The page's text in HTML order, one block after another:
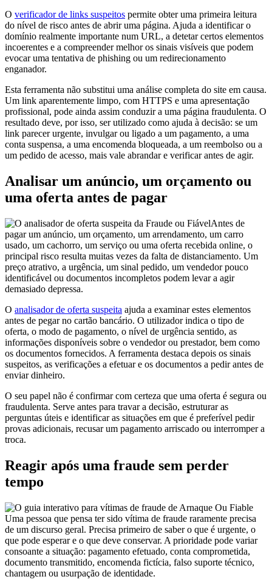
O verificador de links suspeitos permite obter uma primeira leitura
do nível de risco antes de abrir uma página. Ajuda a identificar o
domínio realmente importante num URL, a detetar certos elementos
incoerentes e a compreender melhor os sinais visíveis que podem
evocar uma tentativa de phishing ou um redirecionamento
enganador.
Esta ferramenta não substitui uma análise completa do site em causa.
Um link aparentemente limpo, com HTTPS e uma apresentação
profissional, pode ainda assim conduzir a uma página fraudulenta. O
resultado deve, por isso, ser utilizado como ajuda à decisão: se um
link parecer urgente, invulgar ou ligado a um pagamento, a uma
conta suspensa, a uma encomenda bloqueada, a um reembolso ou a
um pedido de acesso, mais vale abrandar e verificar antes de agir.
Analisar um anúncio, um orçamento ou
uma oferta antes de pagar
Antes de
pagar um anúncio, um orçamento, um arrendamento, um carro
usado, um cachorro, um serviço ou uma oferta recebida online, o
principal risco resulta muitas vezes da falta de distanciamento. Um
preço atrativo, a urgência, um sinal pedido, um vendedor pouco
identificável ou documentos incompletos podem levar a agir
demasiado depressa.
O analisador de oferta suspeita ajuda a examinar estes elementos
antes de pegar no cartão bancário. O utilizador indica o tipo de
oferta, o modo de pagamento, o nível de urgência sentido, as
informações disponíveis sobre o vendedor ou prestador, bem como
os documentos fornecidos. A ferramenta destaca depois os sinais
suspeitos, as verificações a efetuar e os documentos a pedir antes de
enviar dinheiro.
O seu papel não é confirmar com certeza que uma oferta é segura ou
fraudulenta. Serve antes para travar a decisão, estruturar as
perguntas úteis e identificar as situações em que é preferível pedir
provas adicionais, recusar um pagamento arriscado ou interromper a
troca.
Reagir após uma fraude sem perder
tempo
Uma pessoa que pensa ter sido vítima de fraude raramente precisa
de um discurso geral. Precisa primeiro de saber o que é urgente, o
que pode esperar e o que deve conservar. A prioridade pode variar
consoante a situação: pagamento efetuado, conta comprometida,
documento transmitido, encomenda fictícia, falso suporte técnico,
chantagem ou usurpação de identidade.